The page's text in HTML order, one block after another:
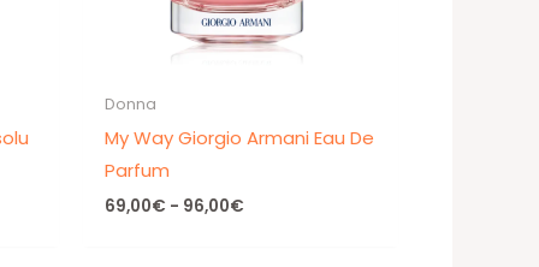
Donna
My Way Giorgio Armani Eau De
Parfum
69,00€ - 96,00€Fascia